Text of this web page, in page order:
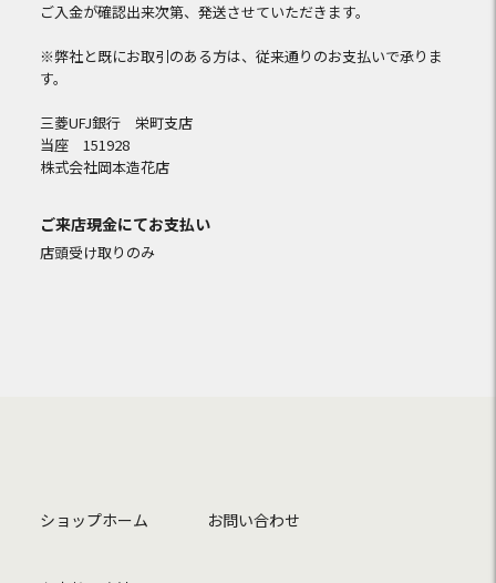
ご入金が確認出来次第、発送させていただきます。
※弊社と既にお取引のある方は、従来通りのお支払いで承りま
す。
三菱UFJ銀行 栄町支店
当座 151928
株式会社岡本造花店
ご来店現金にてお支払い
店頭受け取りのみ
ショップホーム お問い合わせ